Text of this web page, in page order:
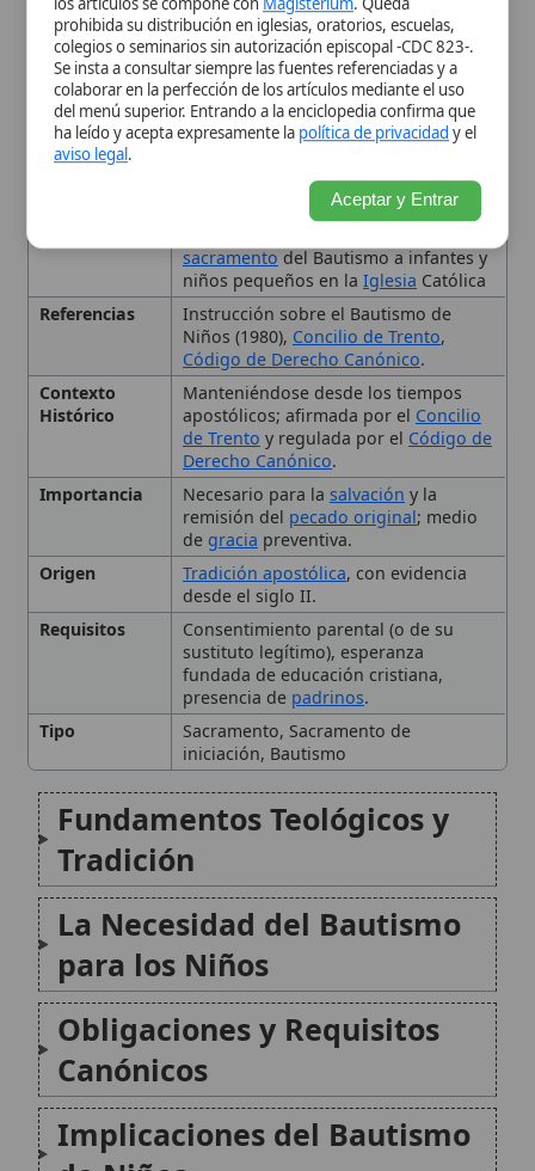
Niños (1980),Concilio de Trento,
Código de Derecho Canónico.
Contexto
Histórico
Manteniéndose desde los tiempos
apostólicos; afirmada por elConcilio
de Trentoy regulada por elCódigo de
Derecho Canónico.
Importancia
pecado original; medio
, con evidencia
desde el siglo II.
Consentimiento parental (o de su
sustituto legítimo), esperanza
fundada de educación cristiana,
presencia depadrinos.
Tipo
Sacramento, Sacramento de
iniciación, Bautismo
Fundamentos Teológicos y
Tradición
La Necesidad del Bautismo
para los Niños
Obligaciones y Requisitos
Canónicos
Implicaciones del Bautismo
de Niños
Conclusión
Citas y referencias
Modificado el 1 de septiembre de 2025 •
artículo•Paq. Scorm (LMS)• Sugerir mejora
Imprimir artículo
Oración de la noche con los niños
La oración de la noche con los niños es un momento
sencillo y profundamente educativo de la vida
familiar cristiana. Los padres introducen a los hijos
en el diálogo con Dios, ordenan el descanso a la luz
de la fe...